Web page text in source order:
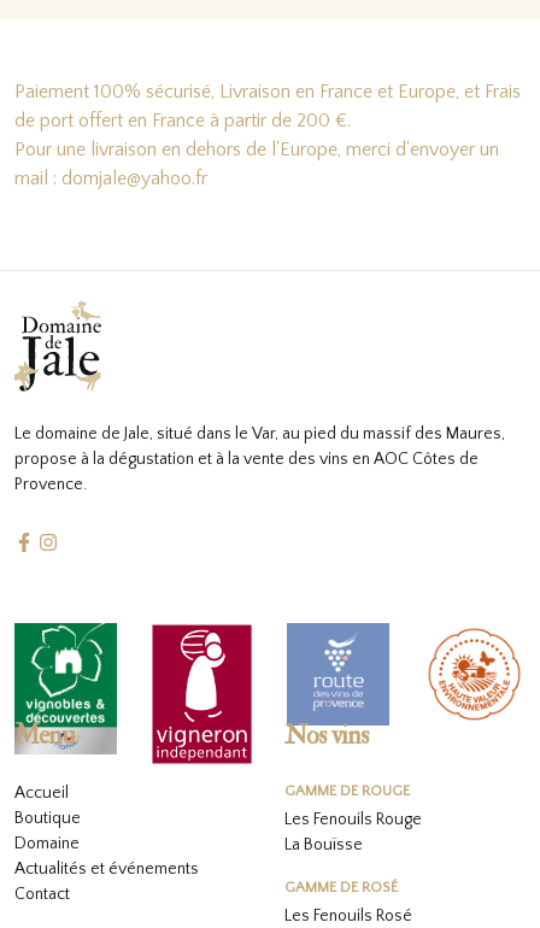
Paiement 100% sécurisé, Livraison en France et Europe, et Frais
de port offert en France à partir de 200 €.
Pour une livraison en dehors de l'Europe, merci d'envoyer un
mail : domjale@yahoo.fr
Le domaine de Jale, situé dans le Var, au pied du massif des Maures,
propose à la dégustation et à la vente des vins en AOC Côtes de
Provence.
Menu
Accueil
Boutique
Domaine
Actualités et événements
Contact
Nos vins
GAMME DE ROUGE
Les Fenouils Rouge
La Bouïsse
GAMME DE ROSÉ
Les Fenouils Rosé